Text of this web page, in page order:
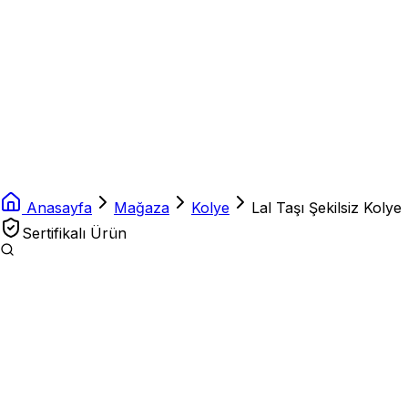
Anasayfa Mağaza Kolye
Lal Taşı Şekilsiz Kolye
Sertifikalı Ürün